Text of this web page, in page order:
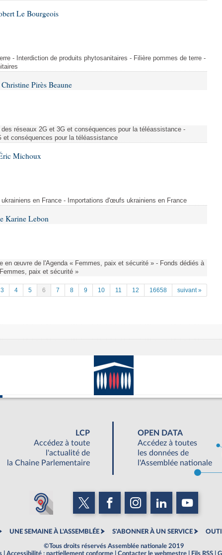
Le Bourgeois
- Interdiction de produits phytosanitaires - Filière pommes de terre -
Pirès Beaune
réseaux 2G et 3G et conséquences pour la téléassistance -
et conséquences pour la téléassistance
Michoux
en France - Importations d'œufs ukrainiens en France
Karine Lebon
en œuvre de l'Agenda « Femmes, paix et sécurité » - Fonds dédiés à
paix et sécurité »
3 4 5 6 7 8 9 10 11 12 16658 suivant »
LCP
Accédez à toute
l'actualité de
la Chaine Parlementaire
OPEN DATA
Accédez à toutes
les données de
l'Assemblée nationale
UNE SEMAINE À L'ASSEMBLÉE S'ABONNER À UN SERVICE
©Tous droits réservés Assemblée nationale 2019
Accessibilité : partiellement conforme Contacter le webmestre Fils RSS